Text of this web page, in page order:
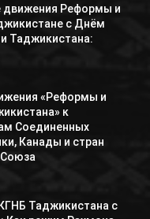
движения Реформы и
с Днём
Таджикистана:
«Реформы и
к
Соединенных
Канады и стран
Союза
Таджикистана с